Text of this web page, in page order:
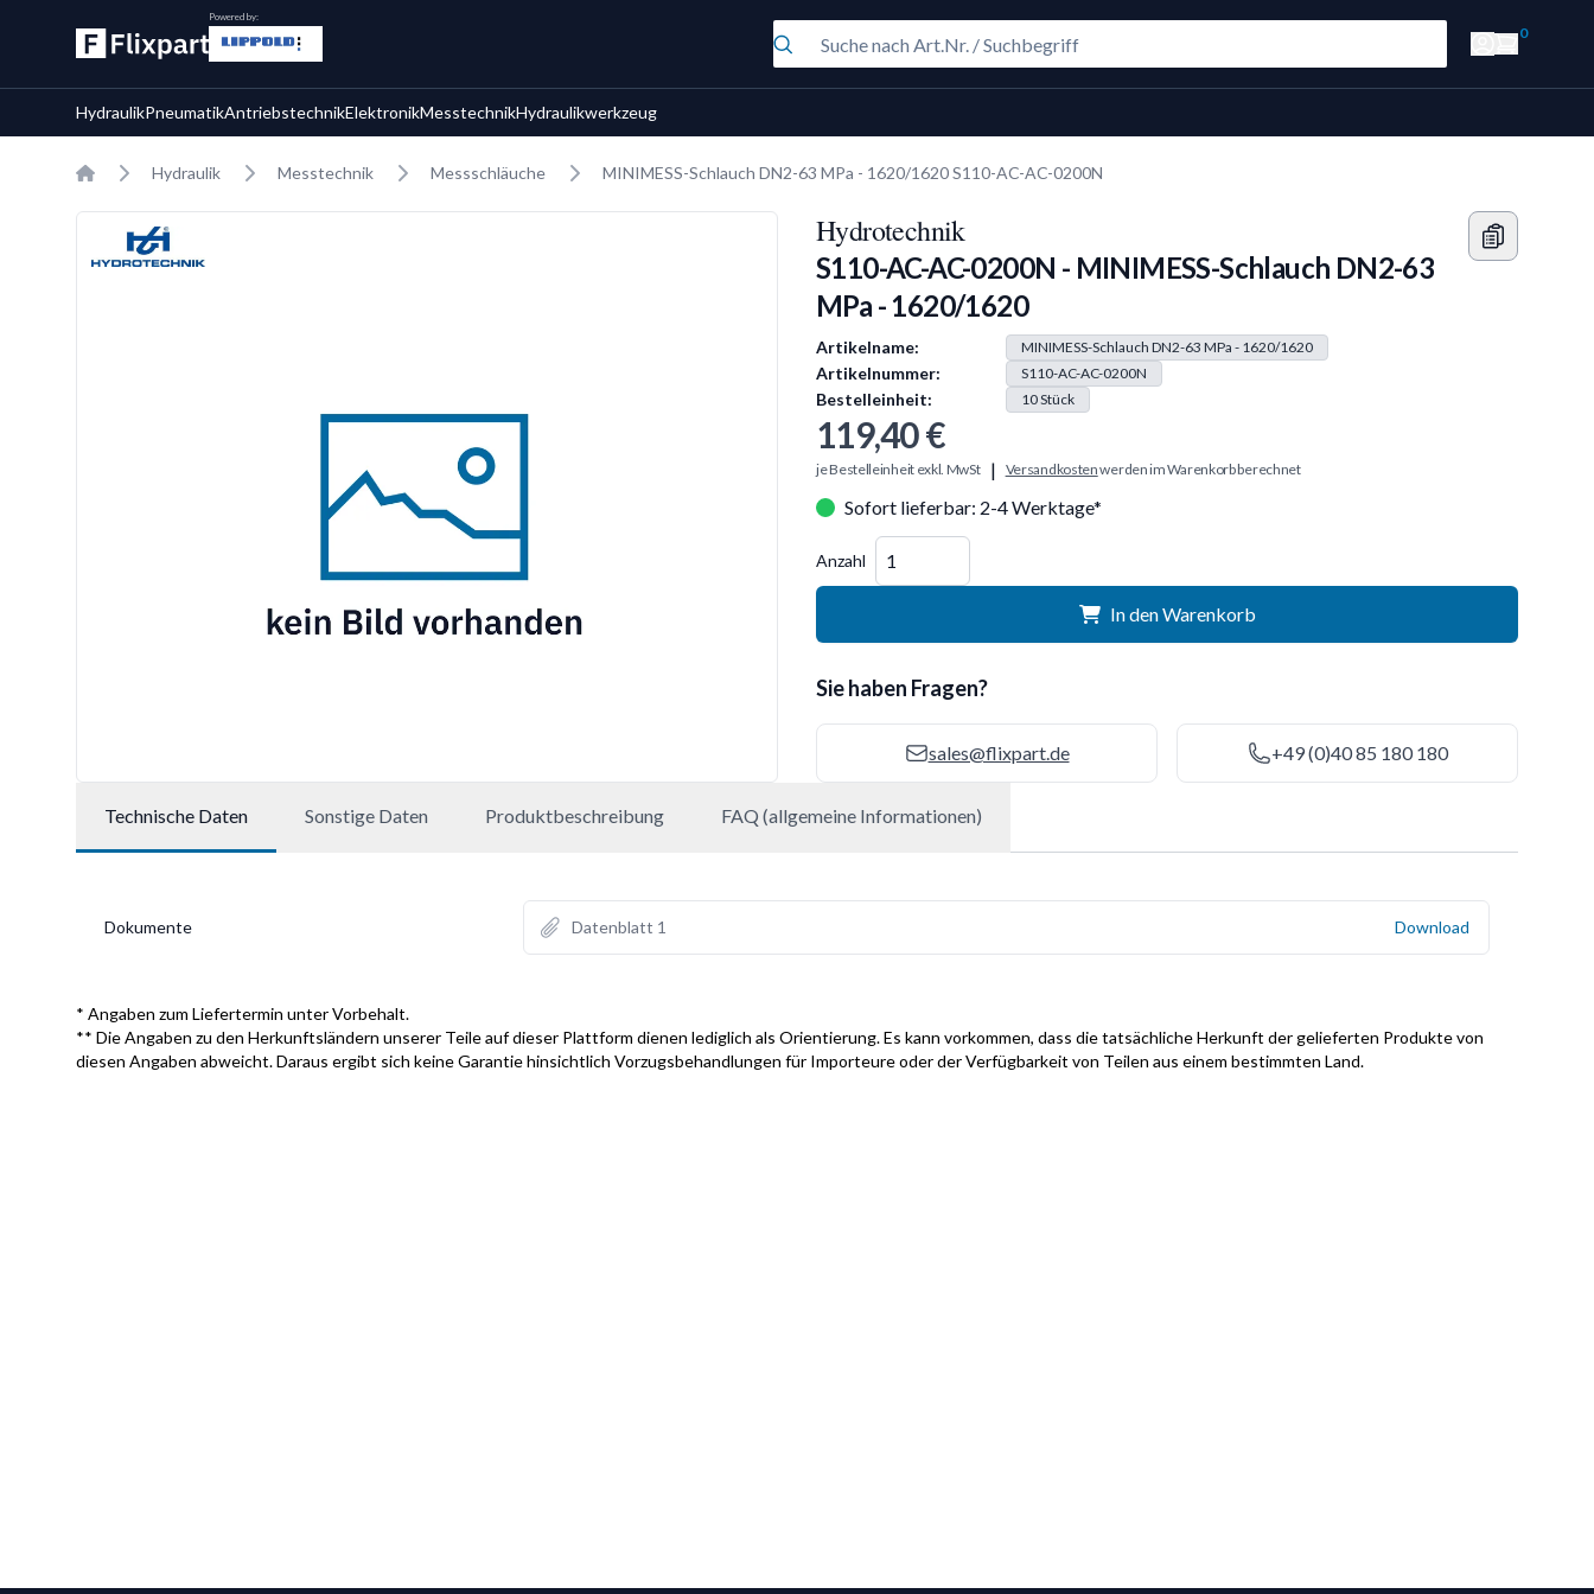
Powered by:
0
HydraulikPneumatikAntriebstechnikElektronikMesstechnikHydraulikwerkzeug
Home Hydraulik Messtechnik Messschläuche MINIMESS-Schlauch DN2-63 MPa - 1620/1620 S110-AC-AC-0200N
Hydrotechnik
S110-AC-AC-0200N - MINIMESS-Schlauch DN2-63
MPa - 1620/1620
Produkt Information
Artikelname: MINIMESS-Schlauch DN2-63 MPa - 1620/1620
Artikelnummer: S110-AC-AC-0200N
Bestelleinheit: 10Stück
119,40 €
je Bestelleinheit exkl. MwSt | Versandkostenwerden im Warenkorb berechnet
Sofort lieferbar: 2-4 Werktage*
Anzahl
In den Warenkorb
Sie haben Fragen?
sales@flixpart.de +49 (0)40 85 180 180
Technische Daten Sonstige Daten Produktbeschreibung FAQ (allgemeine Informationen)
Dokumente Datenblatt 1 Download
* Angaben zum Liefertermin unter Vorbehalt.
** Die Angaben zu den Herkunftsländern unserer Teile auf dieser Plattform dienen lediglich als Orientierung. Es kann vorkommen, dass die tatsächliche Herkunft der gelieferten Produkte von
diesen Angaben abweicht. Daraus ergibt sich keine Garantie hinsichtlich Vorzugsbehandlungen für Importeure oder der Verfügbarkeit von Teilen aus einem bestimmten Land.